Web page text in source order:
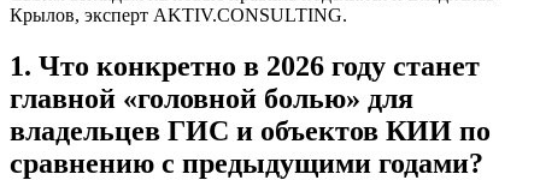
Крылов, эксперт AKTIV.CONSULTING.
1. Что конкретно в 2026 году станет
главной «головной болью» для
владельцев ГИС и объектов КИИ по
сравнению с предыдущими годами?